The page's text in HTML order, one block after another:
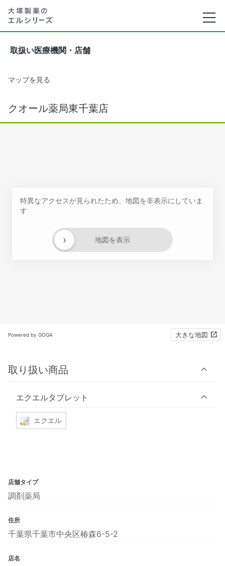
取扱い医療機関・店舗
マップを見る
クオール薬局東千葉店
特異なアクセスが見られたため、地図を非表示にしていま
す
地図を表示
›
Powered by GOGA 大きな地図
取り扱い商品
エクエルタブレット
エクエル
店舗タイプ
調剤薬局
住所
千葉県千葉市中央区椿森6-5-2
店名